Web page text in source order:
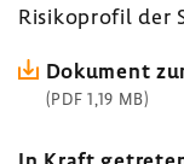
Risi­ko­profil der
Doku­ment
(PDF 1,19 MB)